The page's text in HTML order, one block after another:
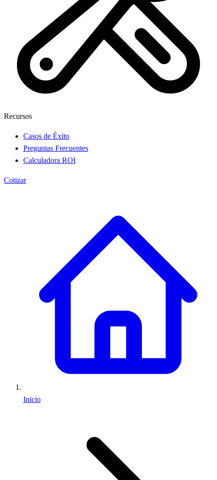
Recursos
Casos de Éxito
Preguntas Frecuentes
Calculadora ROI
Cotizar
Inicio